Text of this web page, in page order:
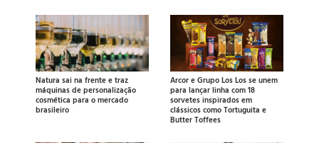
Natura sai na frente e traz
máquinas de personalização
cosmética para o mercado
brasileiro
Arcor e Grupo Los Los se unem
para lançar linha com 18
sorvetes inspirados em
clássicos como Tortuguita e
Butter Toffees